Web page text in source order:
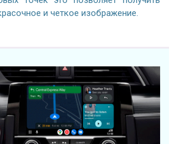
и четкое изображение.